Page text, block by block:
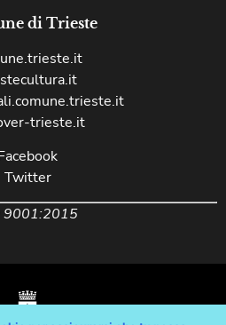
di Trieste
trieste.it
Twitter
9001:2015